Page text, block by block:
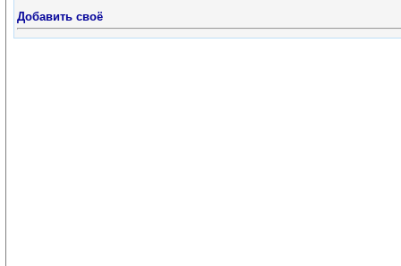
Добавить своё